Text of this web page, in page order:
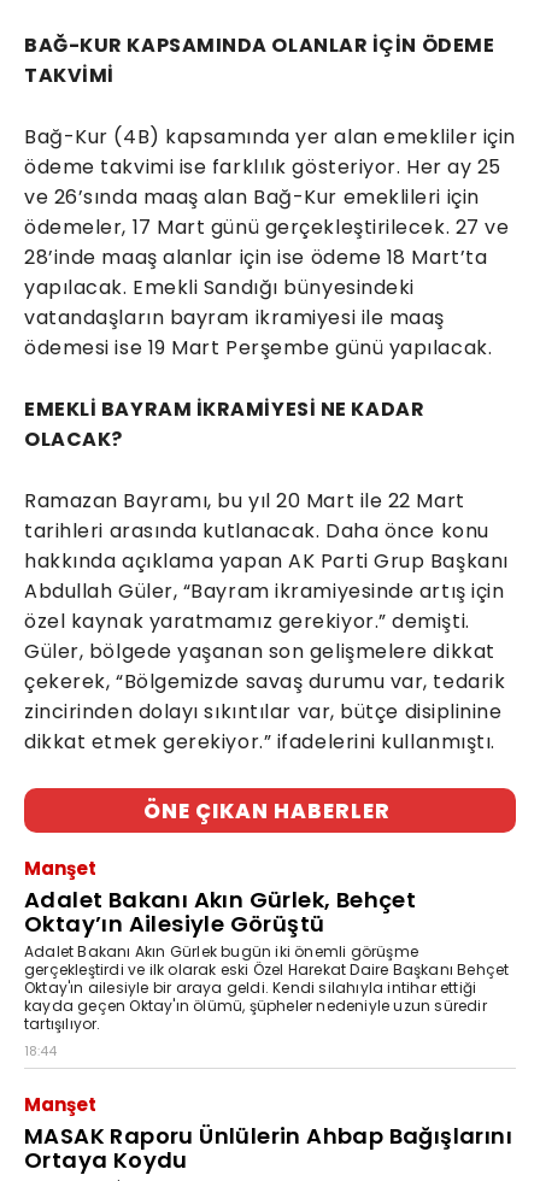
BAĞ-KUR KAPSAMINDA OLANLAR İÇİN ÖDEME
TAKVİMİ
Bağ-Kur (4B) kapsamında yer alan emekliler için
ödeme takvimi ise farklılık gösteriyor. Her ay 25
ve 26’sında maaş alan Bağ-Kur emeklileri için
ödemeler, 17 Mart günü gerçekleştirilecek. 27 ve
28’inde maaş alanlar için ise ödeme 18 Mart’ta
yapılacak. Emekli Sandığı bünyesindeki
vatandaşların bayram ikramiyesi ile maaş
ödemesi ise 19 Mart Perşembe günü yapılacak.
EMEKLİ BAYRAM İKRAMİYESİ NE KADAR
OLACAK?
Ramazan Bayramı, bu yıl 20 Mart ile 22 Mart
tarihleri arasında kutlanacak. Daha önce konu
hakkında açıklama yapan AK Parti Grup Başkanı
Abdullah Güler, “Bayram ikramiyesinde artış için
özel kaynak yaratmamız gerekiyor.” demişti.
Güler, bölgede yaşanan son gelişmelere dikkat
çekerek, “Bölgemizde savaş durumu var, tedarik
zincirinden dolayı sıkıntılar var, bütçe disiplinine
dikkat etmek gerekiyor.” ifadelerini kullanmıştı.
ÖNE ÇIKAN HABERLER
Manşet
Adalet Bakanı Akın Gürlek, Behçet
Oktay’ın Ailesiyle Görüştü
Adalet Bakanı Akın Gürlek bugün iki önemli görüşme
gerçekleştirdi ve ilk olarak eski Özel Harekat Daire Başkanı Behçet
Oktay'ın ailesiyle bir araya geldi. Kendi silahıyla intihar ettiği
kayda geçen Oktay'ın ölümü, şüpheler nedeniyle uzun süredir
tartışılıyor.
18:44
Manşet
MASAK Raporu Ünlülerin Ahbap Bağışlarını
Ortaya Koydu